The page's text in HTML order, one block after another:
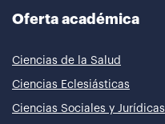
Oferta académica
Ciencias de la Salud
Ciencias Eclesiásticas
Ciencias Sociales y Jurídicas